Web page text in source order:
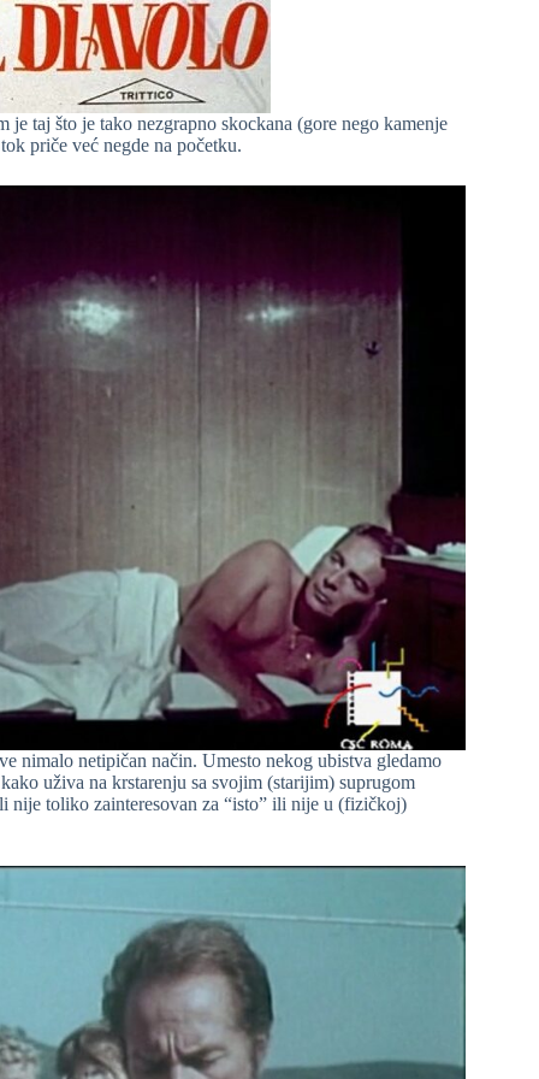
taj što je tako nezgrapno skockana (gore nego kamenje
priče već negde na početku.
nimalo netipičan način. Umesto nekog ubistva gledamo
uživa na krstarenju sa svojim (starijim) suprugom
nije toliko zainteresovan za “isto” ili nije u (fizičkoj)